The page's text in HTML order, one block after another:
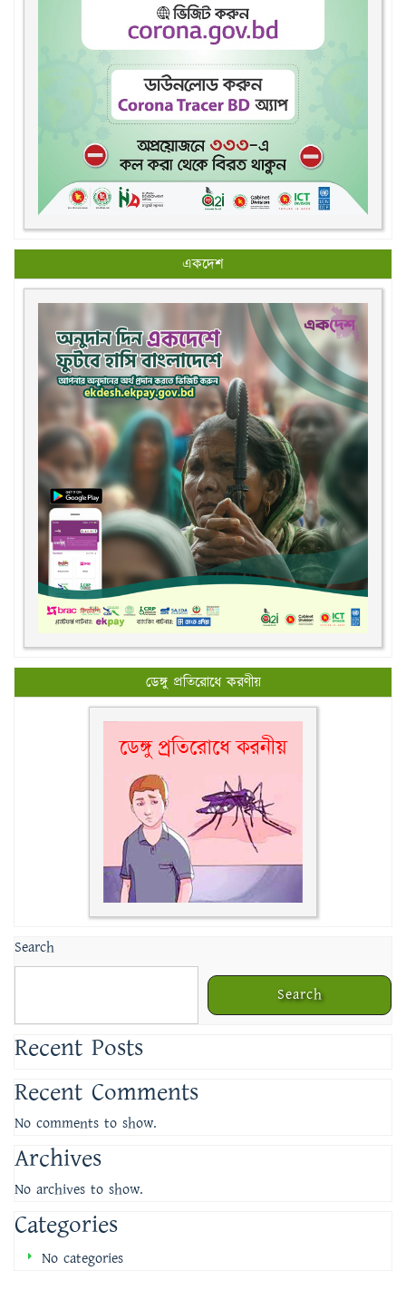
একদেশ
ডেঙ্গু প্রতিরোধে করণীয়
Search
Search
Recent Posts
Recent Comments
No comments to show.
Archives
No archives to show.
Categories
No categories